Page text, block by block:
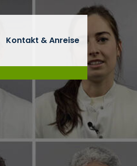
Kontakt & Anreise